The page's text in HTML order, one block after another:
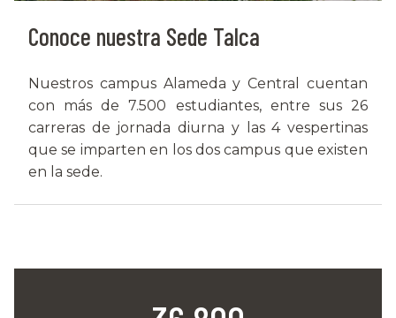
Conoce nuestra Sede Talca
Nuestros campus Alameda y Central cuentan
con más de 7.500 estudiantes, entre sus 26
carreras de jornada diurna y las 4 vespertinas
que se imparten en los dos campus que existen
en la sede.